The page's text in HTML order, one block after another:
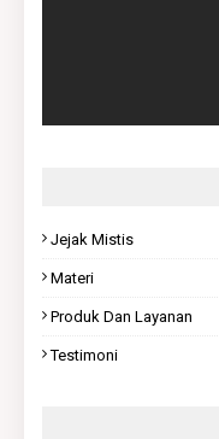
Jejak Mistis
Materi
Produk Dan Layanan
Testimoni